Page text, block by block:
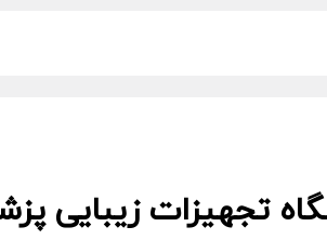
تجهیزات زیبایی